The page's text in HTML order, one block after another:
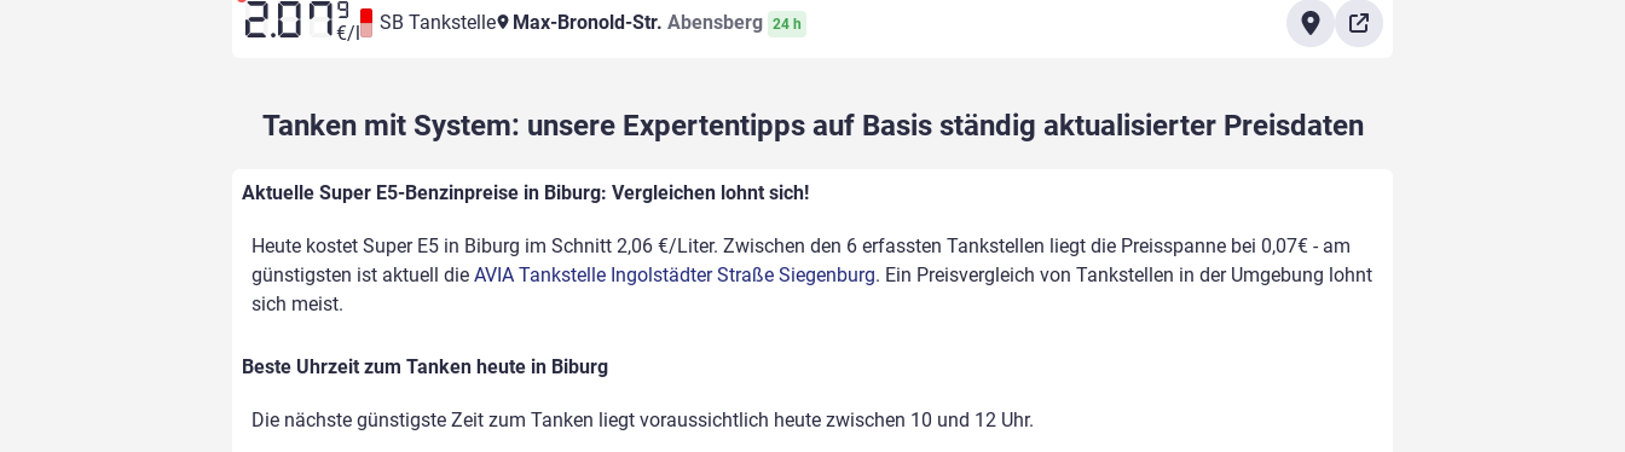
2.07 9
€/l SB Tankstelle Max-Bronold-Str. Abensberg 24 h
Tanken mit System: unsere Expertentipps auf Basis ständig aktualisierter Preisdaten
Aktuelle Super E5-Benzinpreise in Biburg: Vergleichen lohnt sich!
Heute kostet Super E5 in Biburg im Schnitt 2,06 €/Liter. Zwischen den 6 erfassten Tankstellen liegt die Preisspanne bei 0,07€ - am
günstigsten ist aktuell die AVIA Tankstelle Ingolstädter Straße Siegenburg. Ein Preisvergleich von Tankstellen in der Umgebung lohnt
sich meist.
Beste Uhrzeit zum Tanken heute in Biburg
Die nächste günstigste Zeit zum Tanken liegt voraussichtlich heute zwischen 10 und 12 Uhr.